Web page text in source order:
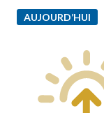
AUJOURD’HUI